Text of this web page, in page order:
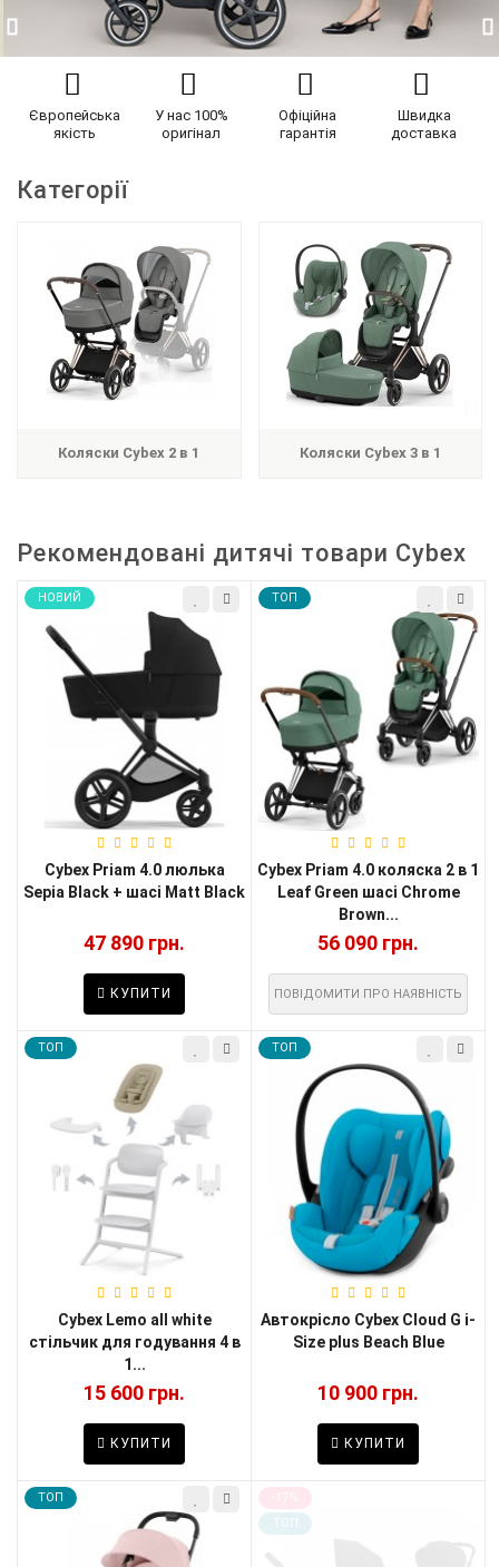
Європейська
якість
У нас 100%
оригінал
Офіційна
гарантія
Швидка
доставка
Категорії
Коляски Cybex 2 в 1 Коляски Cybex 3 в 1
Рекомендовані дитячі товари Cybex
НОВИЙ
Cybex Priam 4.0 люлька
Sepia Black + шасі Matt Black
47 890 грн.
КУПИТИ
TOП
Cybex Priam 4.0 коляска 2 в 1
Leaf Green шасі Chrome
Brown...
56 090 грн.
ПОВІДОМИТИ ПРО НАЯВНІСТЬ
TOП
Cybex Lemo all white
стільчик для годування 4 в
1...
15 600 грн.
КУПИТИ
TOП
Автокрісло Cybex Cloud G i-
Size plus Beach Blue
10 900 грн.
КУПИТИ
TOП
TOП